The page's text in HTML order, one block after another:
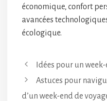
économique, confort
avancées
écologique.
Idées pour un
Astuces pour
d’un week-end de